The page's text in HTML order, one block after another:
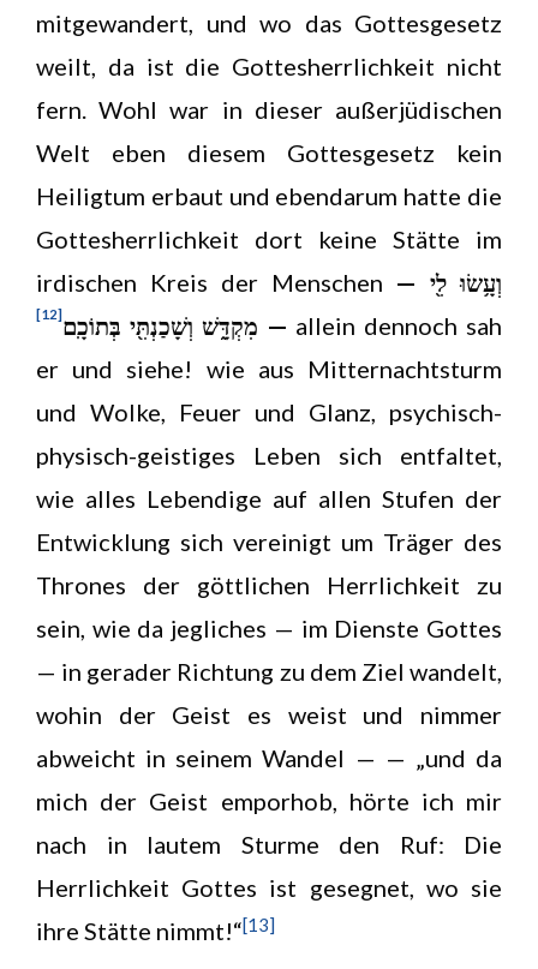
mitgewandert, und wo das Gottesgesetz
weilt, da ist die Gottesherrlichkeit nicht
fern. Wohl war in dieser außerjüdischen
Welt eben diesem Gottesgesetz kein
Heiligtum erbaut und ebendarum hatte die
Gottesherrlichkeit dort keine Stätte im
irdischen Kreis der Menschen — וְעָ֥שׂוּ לִ֖י
מִקְדָּ֑שׁ וְשָׁכַנְתִּ֖י בְּתוֹכָֽם[12] — allein dennoch sah
er und siehe! wie aus Mitternachtsturm
und Wolke, Feuer und Glanz, psychisch-
physisch-geistiges Leben sich entfaltet,
wie alles Lebendige auf allen Stufen der
Entwicklung sich vereinigt um Träger des
Thrones der göttlichen Herrlichkeit zu
sein, wie da jegliches — im Dienste Gottes
— in gerader Richtung zu dem Ziel wandelt,
wohin der Geist es weist und nimmer
abweicht in seinem Wandel — — „und da
mich der Geist emporhob, hörte ich mir
nach in lautem Sturme den Ruf: Die
Herrlichkeit Gottes ist gesegnet, wo sie
ihre Stätte nimmt!“[13]